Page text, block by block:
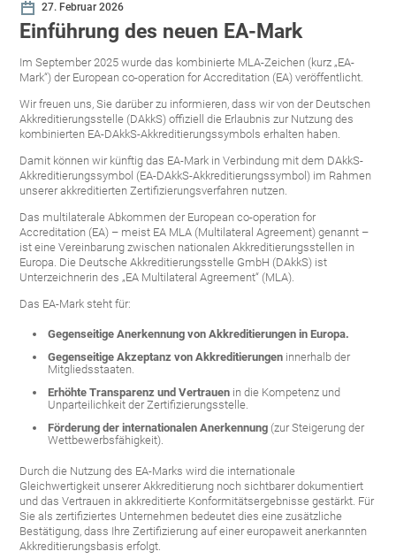
27. Februar 2026
Einführung des neuen EA-Mark
Im September 2025 wurde das kombinierte MLA-Zeichen (kurz „EA-
Mark“) der European co-operation for Accreditation (EA) veröffentlicht.
Wir freuen uns, Sie darüber zu informieren, dass wir von der Deutschen
Akkreditierungsstelle (DAkkS) offiziell die Erlaubnis zur Nutzung des
kombinierten EA-DAkkS-Akkreditierungssymbols erhalten haben.
Damit können wir künftig das EA-Mark in Verbindung mit dem DAkkS-
Akkreditierungssymbol (EA-DAkkS-Akkreditierungssymbol) im Rahmen
unserer akkreditierten Zertifizierungsverfahren nutzen.
Das multilaterale Abkommen der European co-operation for
Accreditation (EA) – meist EA MLA (Multilateral Agreement) genannt –
ist eine Vereinbarung zwischen nationalen Akkreditierungsstellen in
Europa. Die Deutsche Akkreditierungsstelle GmbH (DAkkS) ist
Unterzeichnerin des „EA Multilateral Agreement“ (MLA).
Das EA-Mark steht für:
Gegenseitige Anerkennung von Akkreditierungen in Europa.
Gegenseitige Akzeptanz von Akkreditierungen innerhalb der
Mitgliedsstaaten.
Erhöhte Transparenz und Vertrauen in die Kompetenz und
Unparteilichkeit der Zertifizierungsstelle.
Förderung der internationalen Anerkennung (zur Steigerung der
Wettbewerbsfähigkeit).
Durch die Nutzung des EA-Marks wird die internationale
Gleichwertigkeit unserer Akkreditierung noch sichtbarer dokumentiert
und das Vertrauen in akkreditierte Konformitätsergebnisse gestärkt. Für
Sie als zertifiziertes Unternehmen bedeutet dies eine zusätzliche
Bestätigung, dass Ihre Zertifizierung auf einer europaweit anerkannten
Akkreditierungsbasis erfolgt.